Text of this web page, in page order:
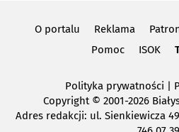
O portalu Reklama
Pomoc
ISOK
Polityka prywatności |
Copyright© 2001-2026
Adres redakcji: ul. Sienkiewicza